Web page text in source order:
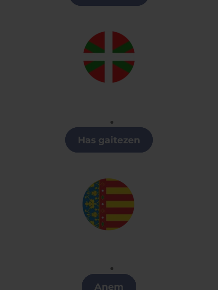
Clases de Euskera en A Coruña
Has gaitezen
Clases de Valenciano en A Coruña
Anem